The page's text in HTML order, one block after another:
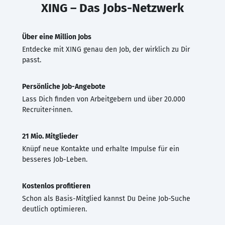
XING – Das Jobs-Netzwerk
Über eine Million Jobs
Entdecke mit XING genau den Job, der wirklich zu Dir
passt.
Persönliche Job-Angebote
Lass Dich finden von Arbeitgebern und über 20.000
Recruiter·innen.
21 Mio. Mitglieder
Knüpf neue Kontakte und erhalte Impulse für ein
besseres Job-Leben.
Kostenlos profitieren
Schon als Basis-Mitglied kannst Du Deine Job-Suche
deutlich optimieren.